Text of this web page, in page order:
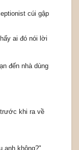
cúi gập
ai đó nói lời
đến nhà dùng
khi ra về
anh không?"